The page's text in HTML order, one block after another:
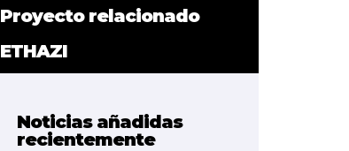
Proyecto relacionado
ETHAZI
Noticias añadidas
recientemente